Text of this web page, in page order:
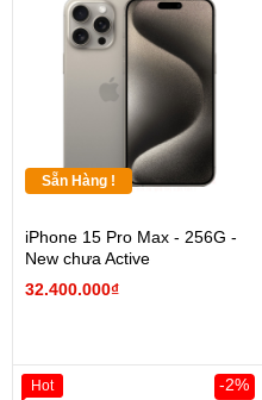
Sẵn Hàng !
iPhone 15 Pro Max - 256G -
New chưa Active
32.400.000₫
-2%
Hot